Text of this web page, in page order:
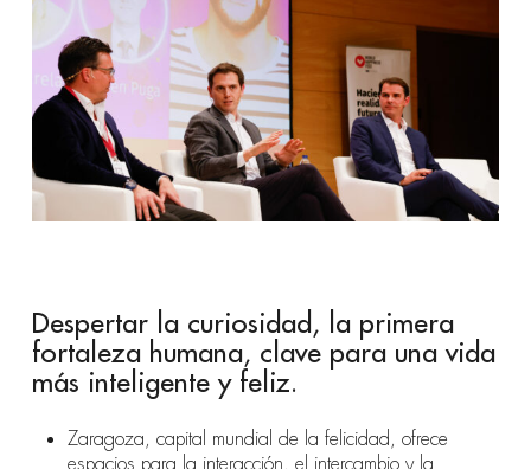
Despertar la curiosidad, la primera
fortaleza humana, clave para una vida
más inteligente y feliz.
Zaragoza, capital mundial de la felicidad, ofrece
espacios para la interacción, el intercambio y la